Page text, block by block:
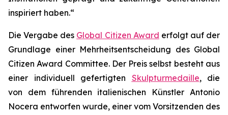
inspiriert haben.“
Die Vergabe des Global Citizen Award erfolgt auf der
Grundlage einer Mehrheitsentscheidung des Global
Citizen Award Committee. Der Preis selbst besteht aus
einer individuell gefertigten Skulpturmedaille, die
von dem führenden italienischen Künstler Antonio
Nocera entworfen wurde, einer vom Vorsitzenden des